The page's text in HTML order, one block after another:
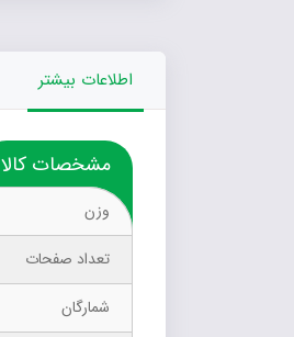
اطلاعات بیشتر
مشخصات کالا
وزن
تعداد صفحات
شمارگان